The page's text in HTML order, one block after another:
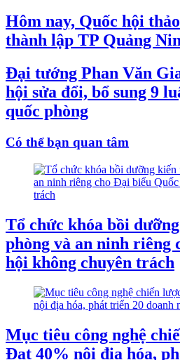
Hôm nay, Quốc hội
thành lập TP Quảng
Đại tướng Phan Văn
hội sửa đổi, bổ sung 9
quốc phòng
Có thể bạn quan tâm
Tổ chức khóa bồi
phòng và an ninh riêng
hội không chuyên trách
Mục tiêu công nghệ
Đạt 40% nội địa hóa,